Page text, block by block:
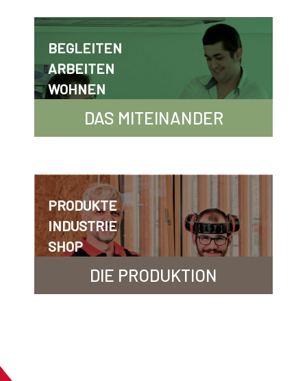
BEGLEITEN
ARBEITEN
WOHNEN
DAS MITEINANDER
PRODUKTE
INDUSTRIE
SHOP
DIE PRODUKTION